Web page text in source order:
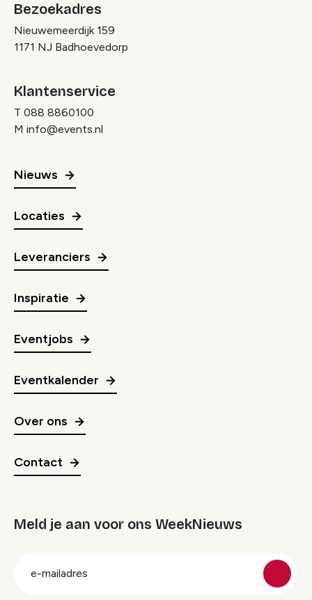
Bezoekadres
Nieuwemeerdijk 159
1171 NJ Badhoevedorp
Klantenservice
T 088 8860100
M info@events.nl
Nieuws
Locaties
Leveranciers
Inspiratie
Eventjobs
Eventkalender
Over ons
Contact
Meld je aan voor ons WeekNieuws